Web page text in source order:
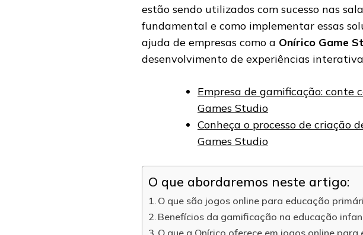
estão sendo utilizados com sucesso nas
fundamental e como implementar essas
ajuda de empresas como a Onírico Game
desenvolvimento de experiências
Empresa de gamificação: conte
Games Studio
Conheça o processo de criação
Games Studio
O que abordaremos neste artigo:
O que são jogos online para educação
Benefícios da gamificação na educação
O que a Onírico oferece em jogos online